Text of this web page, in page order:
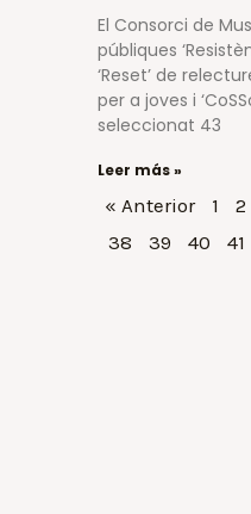
El Consorci de
públiques
‘Reset’ de
per a joves i
seleccionat 43
Leer más »
« Anterior 1 2
38
39 40 41